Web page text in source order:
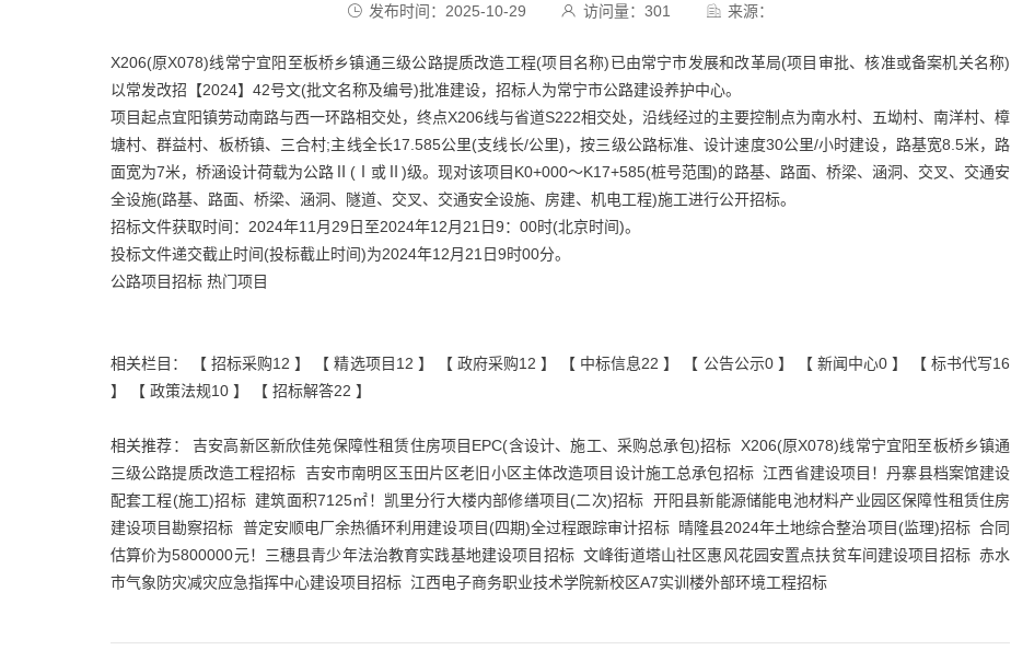
发布时间：2025-10-29 访问量：301 来源：
X206(原X078)线常宁宜阳至板桥乡镇通三级公路提质改造工程(项目名称)已由常宁市发展和改革局(项目审批、核准或备案机关名称)
以常发改招【2024】42号文(批文名称及编号)批准建设，招标人为常宁市公路建设养护中心。
项目起点宜阳镇劳动南路与西一环路相交处，终点X206线与省道S222相交处，沿线经过的主要控制点为南水村、五坳村、南洋村、樟
塘村、群益村、板桥镇、三合村;主线全长17.585公里(支线长/公里)，按三级公路标准、设计速度30公里/小时建设，路基宽8.5米，路
面宽为7米，桥涵设计荷载为公路Ⅱ(Ⅰ或Ⅱ)级。现对该项目K0+000～K17+585(桩号范围)的路基、路面、桥梁、涵洞、交叉、交通安
全设施(路基、路面、桥梁、涵洞、隧道、交叉、交通安全设施、房建、机电工程)施工进行公开招标。
招标文件获取时间：2024年11月29日至2024年12月21日9：00时(北京时间)。
投标文件递交截止时间(投标截止时间)为2024年12月21日9时00分。
公路项目招标 热门项目
相关栏目： 【 招标采购12】 【 精选项目12 】 【政府采购12】 【 中标信息22】 【 公告公示0 】 【新闻中心0】 【 标书代写16
】 【政策法规10 】 【招标解答22 】
相关推荐： 吉安高新区新欣佳苑保障性租赁住房项目EPC(含设计、施工、采购总承包)招标 X206(原X078)线常宁宜阳至板桥乡镇通
三级公路提质改造工程招标
吉安市南明区玉田片区老旧小区主体改造项目设计施工总承包招标 江西省建设项目！丹寨县档案馆建设
配套工程(施工)招标 建筑面积7125㎡！凯里分行大楼内部修缮项目(二次)招标 开阳县新能源储能电池材料产业园区保障性租赁住房
建设项目勘察招标 普定安顺电厂余热循环利用建设项目(四期)全过程跟踪审计招标 晴隆县2024年土地综合整治项目(监理)招标 合同
估算价为5800000元！三穗县青少年法治教育实践基地建设项目招标 文峰街道塔山社区惠风花园安置点扶贫车间建设项目招标 赤水
市气象防灾减灾应急指挥中心建设项目招标 江西电子商务职业技术学院新校区A7实训楼外部环境工程招标